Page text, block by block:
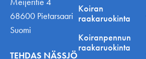
68600 Pietarsaari
Suomi
TEHDAS NÄSSJÖ
Koiran
raakaruokinta
Koiranpennun
raakaruokinta